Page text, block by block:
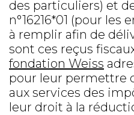
des particuliers) et
n°16216*01 (pour les
à remplir afin de
sont ces reçus
fondation Weiss
pour leur permettre
aux services des
leur droit à la